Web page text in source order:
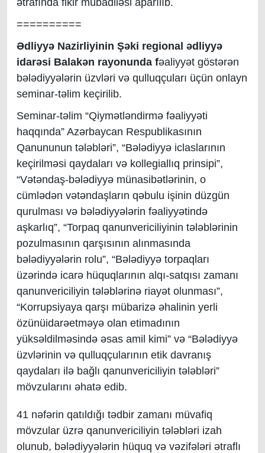
ətrafında fikir mübadiləsi aparılıb.
==========
Ədliyyə Nazirliyinin Şəki regional ədliyyə
idarəsi Balakən rayonunda fəaliyyət göstərən
bələdiyyələrin üzvləri və qulluqçuları üçün onlayn
seminar-təlim keçirilib.
Seminar-təlim “Qiymətləndirmə fəaliyyəti
haqqında” Azərbaycan Respublikasının
Qanununun tələbləri”, “Bələdiyyə iclaslarının
keçirilməsi qaydaları və kollegiallıq prinsipi”,
“Vətəndaş-bələdiyyə münasibətlərinin, o
cümlədən vətəndaşların qəbulu işinin düzgün
qurulması və bələdiyyələrin fəaliyyətində
aşkarlıq”, “Torpaq qanunvericiliyinin tələblərinin
pozulmasının qarşısının alınmasında
bələdiyyələrin rolu”, “Bələdiyyə torpaqları
üzərində icarə hüquqlarının alqı-satqısı zamanı
qanunvericiliyin tələblərinə riayət olunması”,
“Korrupsiyaya qarşı mübarizə əhalinin yerli
özünüidarəetməyə olan etimadının
yüksəldilməsində əsas amil kimi” və “Bələdiyyə
üzvlərinin və qulluqçularının etik davranış
qaydaları ilə bağlı qanunvericiliyin tələbləri”
mövzularını əhatə edib.
41 nəfərin qatıldığı tədbir zamanı müvafiq
mövzular üzrə qanunvericiliyin tələbləri izah
olunub, bələdiyyələrin hüquq və vəzifələri ətraflı